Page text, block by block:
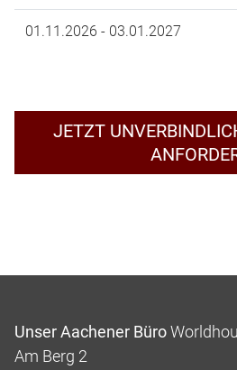
01.11.2026 - 03.01.2027
JETZT
Unser Aachener Büro
Am Berg 2